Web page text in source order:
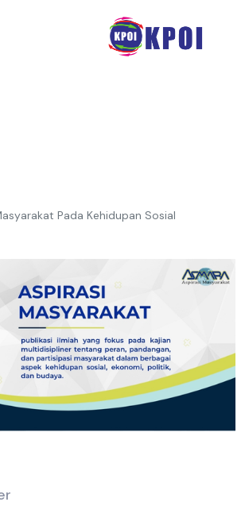
Pada Kehidupan Sosial